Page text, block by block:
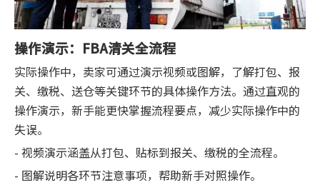
操作演示：FBA清关全流程
实际操作中，卖家可通过演示视频或图解，了解打包、报
关、缴税、送仓等关键环节的具体操作方法。通过直观的
操作演示，新手能更快掌握流程要点，减少实际操作中的
失误。
- 视频演示涵盖从打包、贴标到报关、缴税的全流程。
- 图解说明各环节注意事项，帮助新手对照操作。